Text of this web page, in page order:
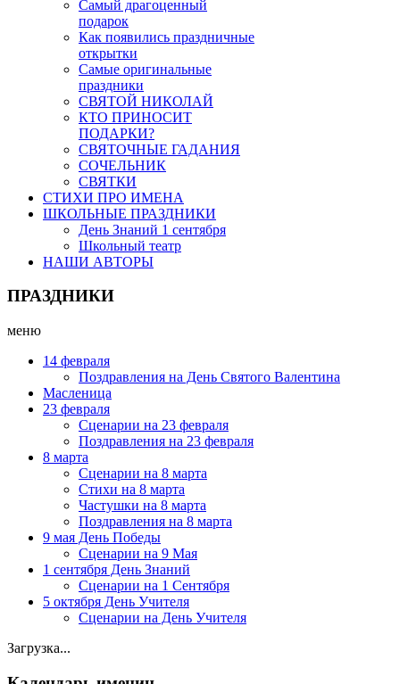
Самый драгоценный
подарок
Как появились праздничные
открытки
Самые оригинальные
праздники
СВЯТОЙ НИКОЛАЙ
КТО ПРИНОСИТ
ПОДАРКИ?
СВЯТОЧНЫЕ ГАДАНИЯ
СОЧЕЛЬНИК
СВЯТКИ
СТИХИ ПРО ИМЕНА
ШКОЛЬНЫЕ ПРАЗДНИКИ
День Знаний 1 сентября
Школьный театр
НАШИ АВТОРЫ
ПРАЗДНИКИ
меню
14 февраля
Поздравления на День Святого Валентина
Масленица
23 февраля
Сценарии на 23 февраля
Поздравления на 23 февраля
8 марта
Сценарии на 8 марта
Стихи на 8 марта
Частушки на 8 марта
Поздравления на 8 марта
9 мая День Победы
Сценарии на 9 Мая
1 сентября День Знаний
Сценарии на 1 Сентября
5 октября День Учителя
Сценарии на День Учителя
Загрузка...